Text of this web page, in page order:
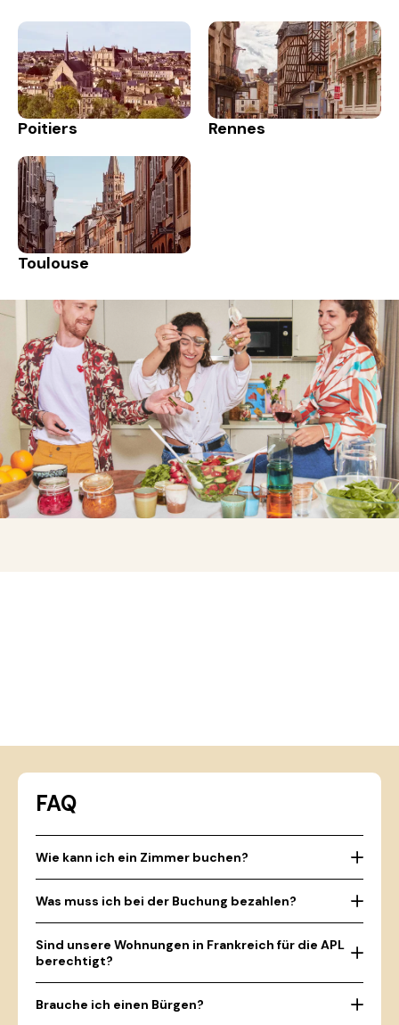
Poitiers Rennes
Toulouse
FAQ
Wie kann ich ein Zimmer buchen?
Was muss ich bei der Buchung bezahlen?
Sind unsere Wohnungen in Frankreich für die APL
berechtigt?
Brauche ich einen Bürgen?